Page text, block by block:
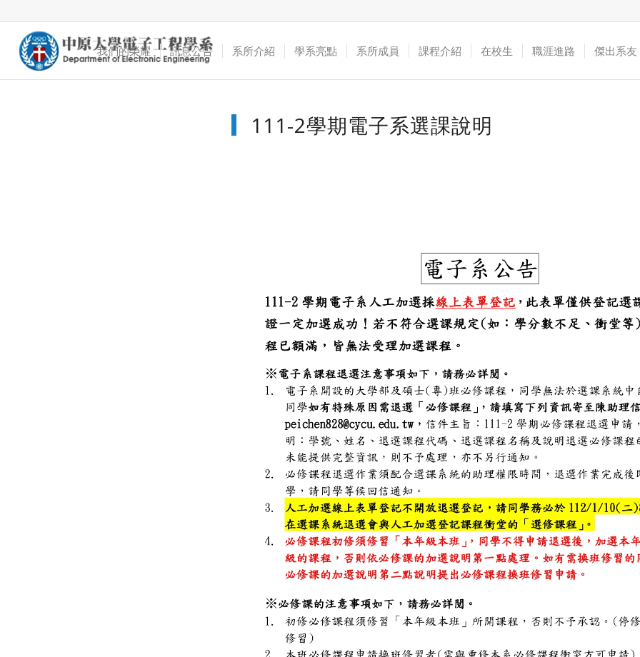
我們的榮耀 訊息公告 系所介紹 學系亮點 系所成員 課程介紹 在校生 職涯進路 傑出系友
111-2學期電子系選課說明